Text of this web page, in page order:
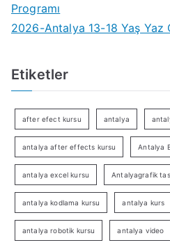
Programı
2026-Antalya 13-18 Yaş Yaz
Etiketler
after efect kursu antalya
antalya after effects kursu Antalya
antalya excel kursu Antalyagrafik
antalya kodlama kursu antalya kurs
antalya robotik kursu antalya video